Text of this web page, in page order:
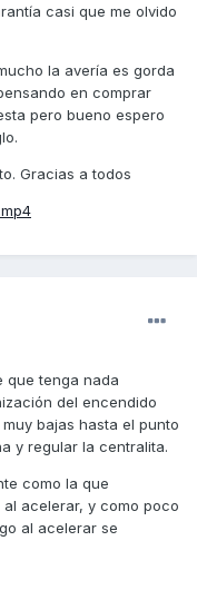
casi que me olvido
la avería es gorda
en comprar
pero bueno espero
Gracias a todos
que tenga nada
del encendido
bajas hasta el punto
y regular la centralita.
como la que
acelerar, y como poco
al acelerar se